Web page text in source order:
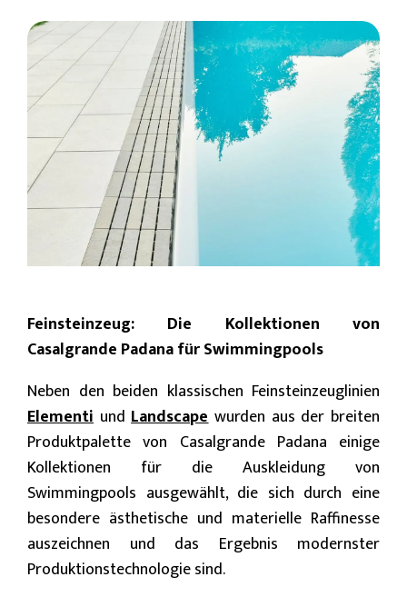
Feinsteinzeug: Die Kollektionen von
Casalgrande Padana für Swimmingpools
Neben den beiden klassischen Feinsteinzeuglinien
Elementi undLandscapewurden aus der breiten
Produktpalette von Casalgrande Padana einige
Kollektionen für die Auskleidung von
Swimmingpools ausgewählt, die sich durch eine
besondere ästhetische und materielle Raffinesse
auszeichnen und das Ergebnis modernster
Produktionstechnologie sind.